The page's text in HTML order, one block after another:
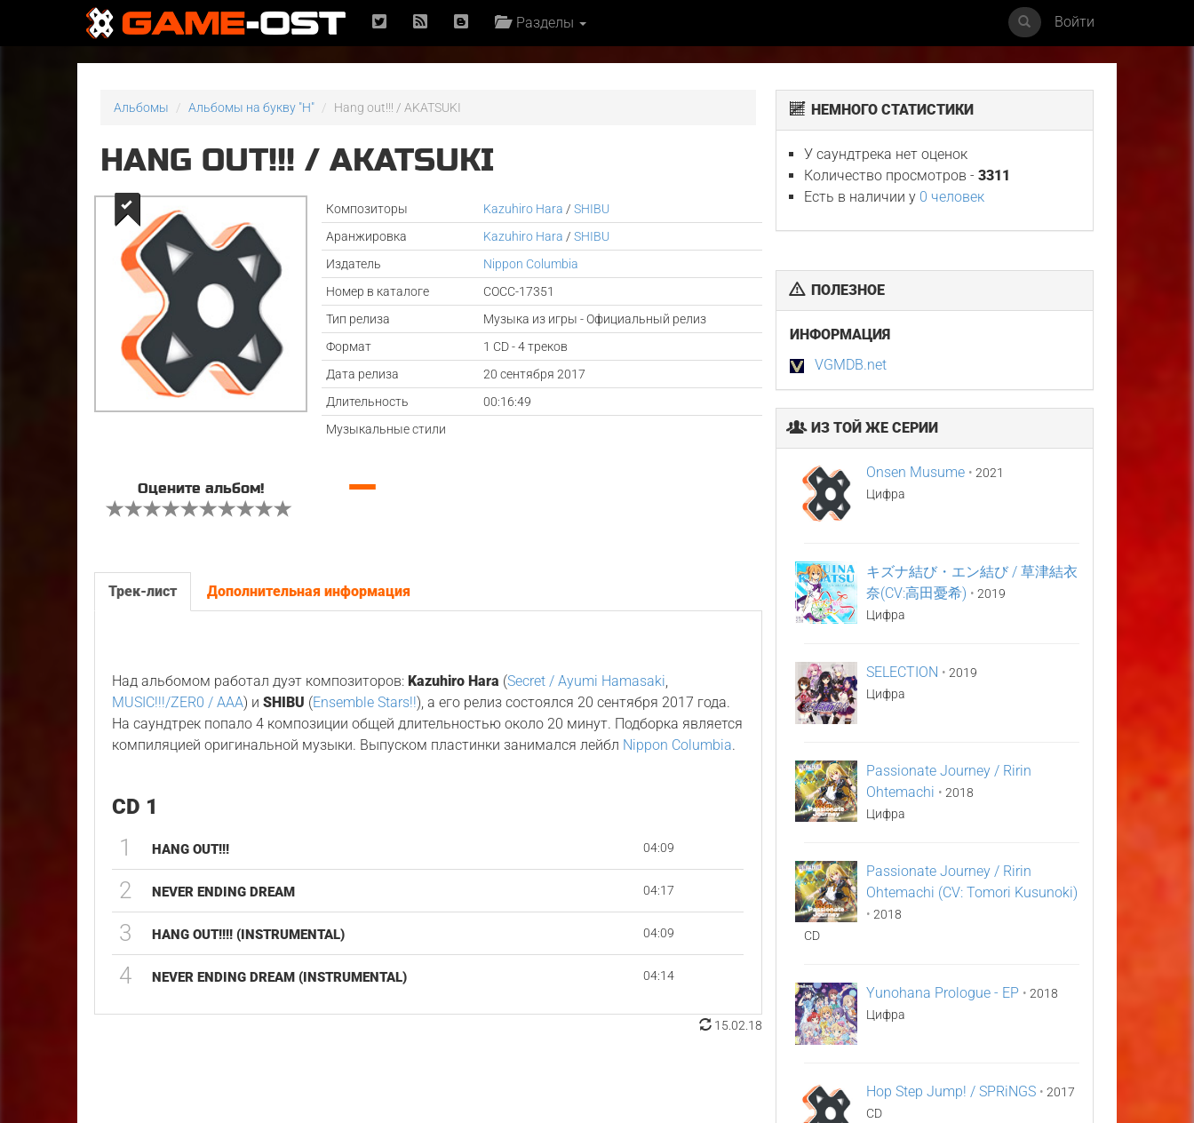
Разделы Войти
Альбомы Альбомы на букву "H" Hang out!!! / AKATSUKI
HANG OUT!!! / AKATSUKI
Композиторы Kazuhiro Hara / SHIBU
Аранжировка
Kazuhiro Hara / SHIBU
Издатель
Nippon Columbia
Номер в каталоге
COCC-17351
Тип релиза
Музыка из игры - Официальный релиз
Формат
1 CD - 4 треков
Дата релиза
20 сентября 2017
Длительность
00:16:49
Музыкальные стили
Оцените альбом! —
Трек-лист Дополнительная информация
Над альбомом работал дуэт композиторов:Kazuhiro Hara (Secret / Ayumi Hamasaki,
MUSIC!!!/ZER0 / AAA) иSHIBU (Ensemble Stars!!), а его релиз состоялся 20 сентября 2017 года.
На саундтрек попало 4 композиции общей длительностью около 20 минут. Подборка является
компиляцией оригинальной музыки. Выпуском пластинки занимался лейбл Nippon Columbia.
CD 1
1 HANG OUT!!! 04:09
2 NEVER ENDING DREAM 04:17
3 HANG OUT!!!! (INSTRUMENTAL) 04:09
4 NEVER ENDING DREAM (INSTRUMENTAL) 04:14
15.02.18
НЕМНОГО СТАТИСТИКИ
У саундтрека нет оценок
Количество просмотров -3311
Есть в наличии у 0 человек
ПОЛЕЗНОЕ
ИНФОРМАЦИЯ
VGMDB.net
ИЗ ТОЙ ЖЕ СЕРИИ
Onsen Musume • 2021
Цифра
キズナ結び・エン結び / 草津結衣
奈(CV:高田憂希) • 2019
Цифра
SELECTION • 2019
Цифра
Passionate Journey / Ririn
Ohtemachi • 2018
Цифра
Passionate Journey / Ririn
Ohtemachi (CV: Tomori Kusunoki)
• 2018
CD
Yunohana Prologue - EP • 2018
Цифра
Hop Step Jump! / SPRiNGS • 2017
CD